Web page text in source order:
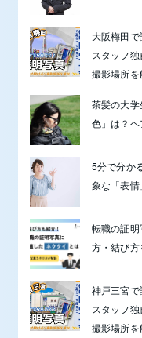
大阪梅田
スタッフ
撮影場所を
茶髪の大
色」は？
5分で分か
象な「表
転職の証
方・結び
神戸三宮
スタッフ
撮影場所を